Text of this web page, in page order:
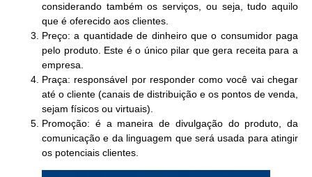
considerando também os serviços, ou seja, tudo aquilo
que é oferecido aos clientes.
Preço: a quantidade de dinheiro que o consumidor paga
pelo produto. Este é o único pilar que gera receita para a
empresa.
Praça: responsável por responder como você vai chegar
até o cliente (canais de distribuição e os pontos de venda,
sejam físicos ou virtuais).
Promoção: é a maneira de divulgação do produto, da
comunicação e da linguagem que será usada para atingir
os potenciais clientes.